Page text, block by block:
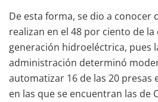
De esta forma, se dio a conocer
realizan en el 48 por ciento de la
generación hidroeléctrica, pues
administración determinó
automatizar 16 de las 20 presas
en las que se encuentran las de